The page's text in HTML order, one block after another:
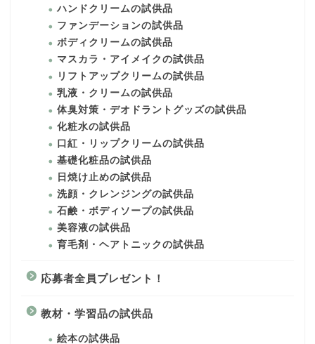
ハンドクリームの試供品
ファンデーションの試供品
ボディクリームの試供品
マスカラ・アイメイクの試供品
リフトアップクリームの試供品
乳液・クリームの試供品
体臭対策・デオドラントグッズの試供品
化粧水の試供品
口紅・リップクリームの試供品
基礎化粧品の試供品
日焼け止めの試供品
洗顔・クレンジングの試供品
石鹸・ボディソープの試供品
美容液の試供品
育毛剤・ヘアトニックの試供品
応募者全員プレゼント！
教材・学習品の試供品
絵本の試供品